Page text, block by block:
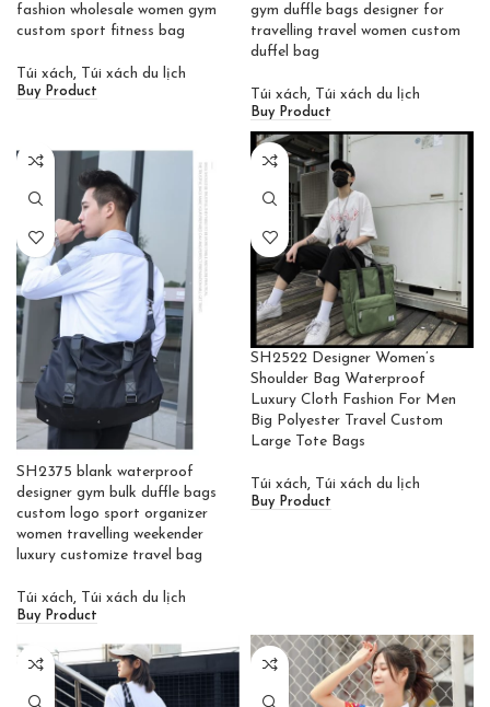
fashion wholesale women gym
custom sport fitness bag
Túi xách, Túi xách du lịch
Buy Product
gym duffle bags designer for
travelling travel women custom
duffel bag
Túi xách, Túi xách du lịch
Buy Product
SH2375 blank waterproof
designer gym bulk duffle bags
custom logo sport organizer
women travelling weekender
luxury customize travel bag
Túi xách, Túi xách du lịch
Buy Product
SH2522 Designer Women’s
Shoulder Bag Waterproof
Luxury Cloth Fashion For Men
Big Polyester Travel Custom
Large Tote Bags
Túi xách, Túi xách du lịch
Buy Product